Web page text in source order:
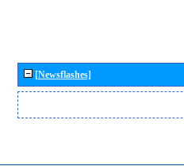
[Newsflashes]